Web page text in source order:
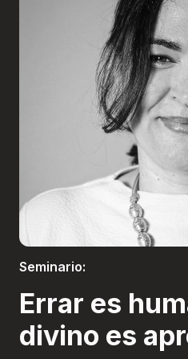
Seminario:
Errar es
divino es